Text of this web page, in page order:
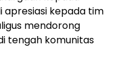
kepada tim
mendorong
tengah komunitas